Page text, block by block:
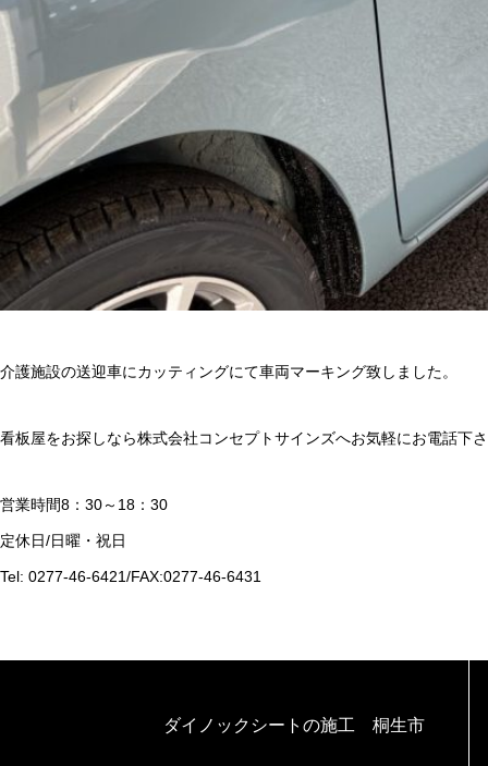
介護施設の送迎車にカッティングにて車両マーキング致しました。
看板屋をお探しなら株式会社コンセプトサインズへお気軽にお電話下
営業時間8：30～18：30
定休日/日曜・祝日
Tel: 0277-46-6421/FAX:0277-46-6431
ダイノックシートの施工 桐生市